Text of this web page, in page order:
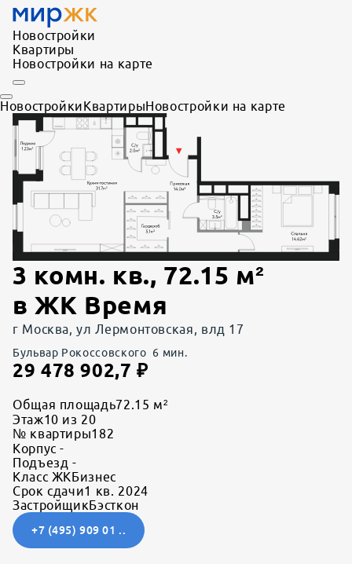
Новостройки
Квартиры
Новостройки на карте
НовостройкиКвартирыНовостройки на карте
3 комн. кв., 72.15 м²
вЖК Время
г Москва, ул Лермонтовская, влд 17
Бульвар Рокоссовского 6 мин.
29 478 902,7 ₽
Общая площадь72.15 м²
Этаж10 из 20
№ квартиры182
Корпус -
Подъезд -
Класс ЖКБизнес
Срок сдачи1 кв. 2024
ЗастройщикБэсткон
+7 (495) 909 01 ..